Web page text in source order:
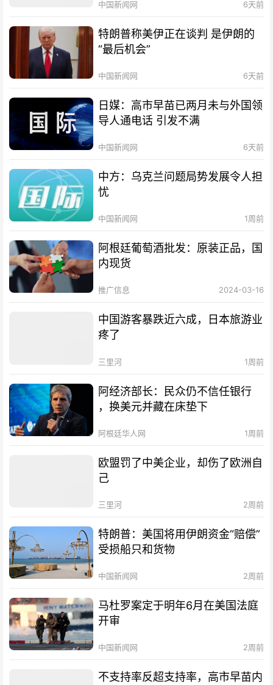
中国新闻网 6天前
特朗普称美伊正在谈判 是伊朗的
“最后机会”
中国新闻网 6天前
日媒：高市早苗已两月未与外国领
导人通电话 引发不满
中国新闻网 6天前
中方：乌克兰问题局势发展令人担
忧
中国新闻网 1周前
阿根廷葡萄酒批发：原装正品，国
内现货
推广信息 2024-03-16
中国游客暴跌近六成，日本旅游业
疼了
三里河 1周前
阿经济部长：民众仍不信任银行
，换美元并藏在床垫下
阿根廷华人网 1周前
欧盟罚了中美企业，却伤了欧洲自
己
三里河 2周前
特朗普：美国将用伊朗资金“赔偿”
受损船只和货物
中国新闻网 2周前
马杜罗案定于明年6月在美国法庭
开审
中国新闻网 2周前
不支持率反超支持率，高市早苗内